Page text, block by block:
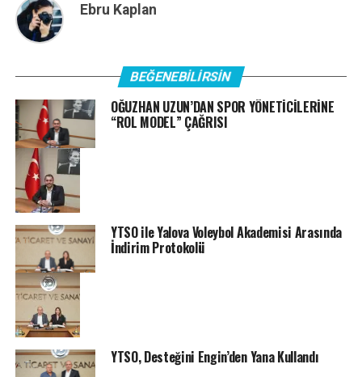
Ebru Kaplan
BEĞENEBILIRSIN
OĞUZHAN UZUN’DAN SPOR YÖNETİCİLERİNE
“ROL MODEL” ÇAĞRISI
YTSO ile Yalova Voleybol Akademisi Arasında
İndirim Protokolü
YTSO, Desteğini Engin’den Yana Kullandı